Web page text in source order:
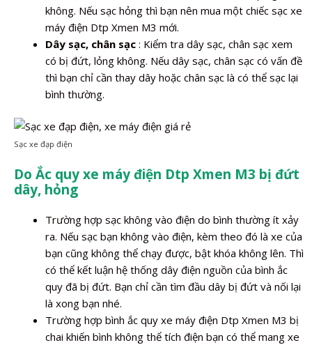
không. Nếu sạc hỏng thì bạn nên mua một chiếc sạc xe
máy điện Dtp Xmen M3 mới.
Dây sạc, chân sạc : Kiểm tra dây sạc, chân sạc xem
có bị đứt, lỏng không. Nếu dây sạc, chân sạc có vấn đề
thì bạn chỉ cần thay dây hoặc chân sạc là có thể sạc lại
bình thường.
Sạc xe đạp điện
Do Ắc quy xe máy điện Dtp Xmen M3 bị đứt
dây, hỏng
Trường hợp sạc không vào điện do bình thường ít xảy
ra. Nếu sạc bạn không vào điện, kèm theo đó là xe của
bạn cũng không thể chạy được, bật khóa không lên. Thì
có thể kết luận hệ thống dây điện nguồn của bình ắc
quy đã bị đứt. Bạn chỉ cần tìm đầu dây bị đứt và nối lại
là xong bạn nhé.
Trường hợp bình ắc quy xe máy điện Dtp Xmen M3 bị
chai khiến bình không thể tích điện bạn có thể mang xe